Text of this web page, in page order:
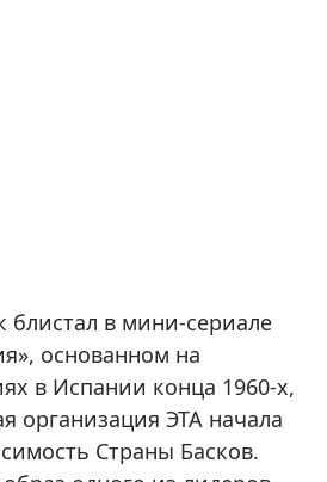
блистал в мини-сериале
основанном на
в Испании конца 1960-х,
организация ЭТА начала
Страны Басков.